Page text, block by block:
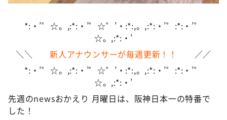
*:・’゜☆。,:*:・’゜☆゜’・:*:,。,:*:・’゜:*:・’゜
☆。,:*:・’
＼＼ 新人アナウンサーが毎週更新！！
／／
*:・’゜☆。,:*:・’゜☆゜’・:*:,。,:*:・’゜:*:・’゜
☆。,:*:・’
先週のnewsおかえり 月曜日は、阪神日本一の特番で
した！